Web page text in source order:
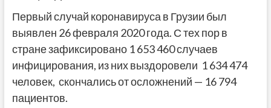
Первый случай коронавируса в Грузии был
выявлен 26 февраля 2020 года. С тех пор в
стране зафиксировано 1 653 460 случаев
инфицирования, из них выздоровели 1 634 474
человек, скончались от осложнений — 16 794
пациентов.